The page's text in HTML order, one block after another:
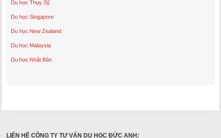
Du học Thụy Sỹ
Du học Singapore
Du học New Zealand
Du học Malaysia
Du học Nhật Bản
LIÊN HỆ CÔNG TY TƯ VẤN DU HỌC ĐỨC ANH: